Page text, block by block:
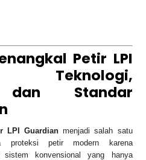
Petir LPI
Teknologi,
dan Standar
LPI Guardian menjadi salah satu
proteksi petir modern karena
sistem konvensional yang hanya